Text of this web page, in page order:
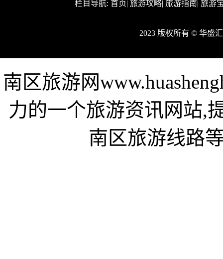
栏目导航: 首页| 旅游攻略| 旅游指南| 旅游
2023 版权所有 © 华盛
南区旅游网
力的一个旅游资讯网站,
南区旅游线路